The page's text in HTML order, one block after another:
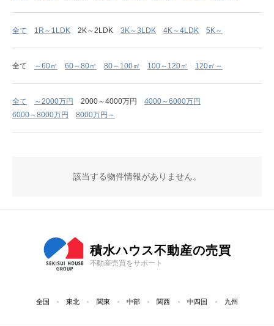
全て 1R～1LDK 2K～2LDK 3K～3LDK 4K～4LDK 5K～
全て ～60㎡ 60～80㎡ 80～100㎡ 100～120㎡ 120㎡～
全て ～2000万円 2000～4000万円
4000～6000万円
6000～8000万円
8000万円～
該当する物件情報がありません。
積水ハウス不動産の売買
不動産売買をサポート
全国 東北 関東 中部 関西 中四国 九州